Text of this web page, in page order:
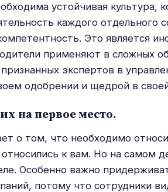
устойчивая культура,
каждого отдельного
Это является
применяют в сложных
экспертов в
одобрении и щедрой в своей
на первое место.
о том, что необходимо
к вам. Но на самом
Особенно важно
потому что сотрудники